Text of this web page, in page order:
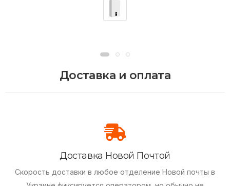
Доставка и оплата
Доставка Новой Почтой
Скорость доставки в любое отделение Новой почты в